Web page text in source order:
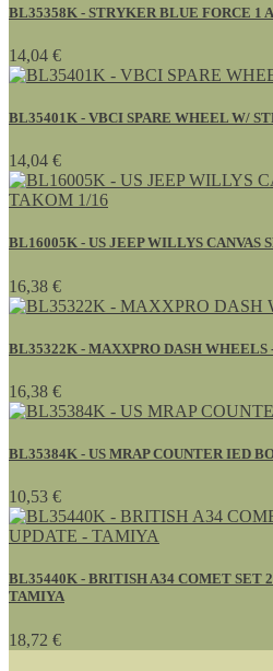
BL35358K - STRYKER BLUE FORCE 1
14,04 €
BL35401K - VBCI SPARE WHEEL W/
14,04 €
BL16005K - US JEEP WILLYS CANVAS
16,38 €
BL35322K - MAXXPRO DASH WHEELS
16,38 €
BL35384K - US MRAP COUNTER IED
10,53 €
BL35440K - BRITISH A34 COMET SET
TAMIYA
18,72 €